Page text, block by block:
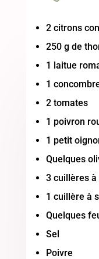
2 citrons
250 g de
1 laitue
1
2 tomates
1 poivron
1 petit
Quelques
3 cuillères à
1 cuillère à
Quelques
Sel
Poivre